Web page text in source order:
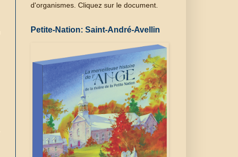
d'organismes. Cliquez sur le document.
Petite-Nation: Saint-André-Avellin